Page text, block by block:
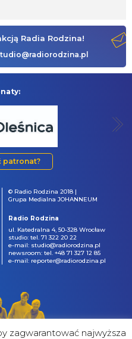
Radia Rodzina!
patronat?
© Radio Rodzina 2018 |
Grupa Medialna JOHANNEUM
Radio Rodzina
ul. Katedralna 4, 50-328 Wrocław
studio: tel. 71 322 20 22
e-mail: studio@radiorodzina.pl
newsroom: tel. +48 71 327 12 85
e-mail: reporter@radiorodzina.pl
zagwarantować najwyższa